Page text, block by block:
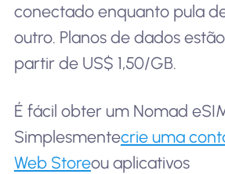
conectado enquanto pula
outro. Planos de dados
partir de US$ 1,50/GB.
É fácil obter um Nomad
Simplesmentecrie uma
Web Storeou aplicativos